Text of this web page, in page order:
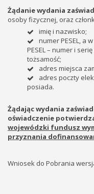
Żądanie wydania
osoby fizycznej, oraz
imię i nazwisko;
numer PESEL, a
PESEL – numer i
tożsamość;
adres miejsca
adres poczty
posiada.
Żądając wydania
oświadczenie
wojewódzki fundusz
przyznania
Wniosek do Pobrania